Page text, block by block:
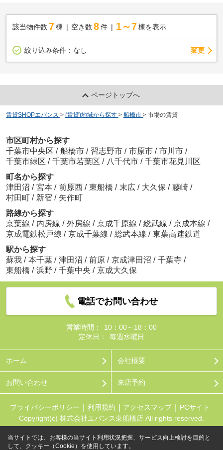
該当物件数 7棟 空き数 8 件 1～7 棟を表示
絞り込み条件： なし 変更
ページトップへ
賃貸SHOPエバンス > (賃貸)地域から探す > 船橋市 > 市場の賃貸
市区町村から探す
千葉市中央区 / 船橋市 / 習志野市 / 市原市 / 市川市 /
千葉市緑区 / 千葉市若葉区 / 八千代市 / 千葉市花見川区
町名から探す
津田沼 / 宮本 / 前原西 / 東船橋 / 末広 / 大久保 / 藤崎 /
村田町 / 新宿 / 矢作町
路線から探す
京葉線 / 内房線 / 外房線 / 京成千原線 / 総武線 / 京成本線 /
京成電鉄松戸線 / 京成千葉線 / 総武本線 / 東葉高速鉄道
駅から探す
蘇我 / 本千葉 / 津田沼 / 前原 / 京成津田沼 / 千葉寺 /
東船橋 / 浜野 / 千葉中央 / 京成大久保
電話でお問い合わせ
営業時間：
10：00～18：00
定休日：
毎週水曜日
ホーム 会社概要
お問い合わせ 来店予約
プライバシーポリシー 利用規約 アクセスマップ
PCサイト
Copyright(c) 株式会社エバンス東船橋店 All rights reserved.
当サイトでは、お客様の当サイト利用状況把握、サービス向上検討を目的と
して、クッキー（Cookie）を使用しています。